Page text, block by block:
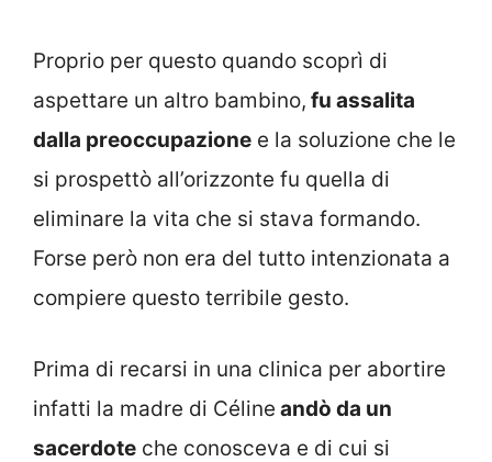
Proprio per questo quando scoprì di
aspettare un altro bambino, fu assalita
dalla preoccupazione e la soluzione che le
si prospettò all’orizzonte fu quella di
eliminare la vita che si stava formando.
Forse però non era del tutto intenzionata a
compiere questo terribile gesto.
Prima di recarsi in una clinica per abortire
infatti la madre di Céline andò da un
sacerdote che conosceva e di cui si